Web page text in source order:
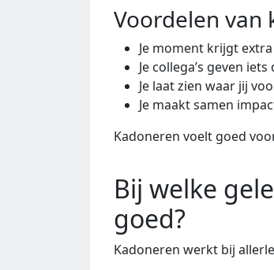
Voordelen van
Je moment krijgt
Je collega’s geven
Je laat zien waar jij
Je maakt samen
Kadoneren voelt goed
Bij welke
goed?
Kadoneren werkt bij